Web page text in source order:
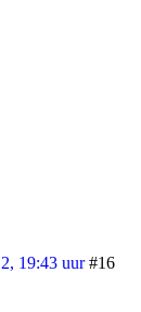
19:43 uur #16